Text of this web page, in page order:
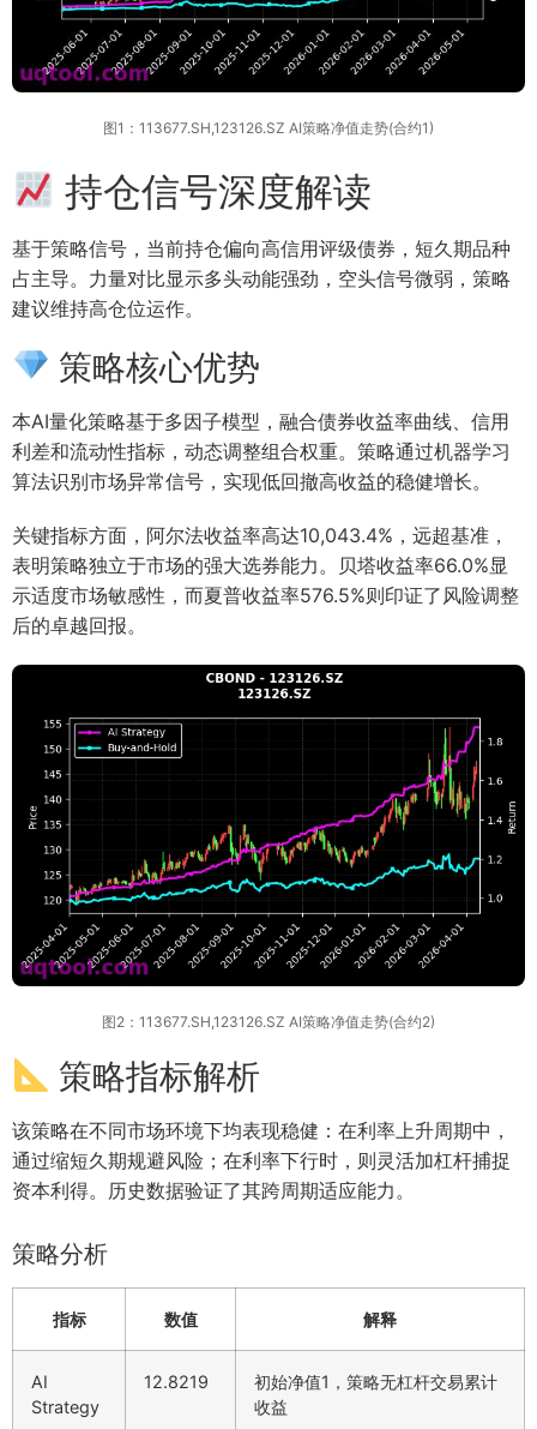
图1：113677.SH,123126.SZ AI策略净值走势(合约1)
持仓信号深度解读
基于策略信号，当前持仓偏向高信用评级债券，短久期品种
占主导。力量对比显示多头动能强劲，空头信号微弱，策略
建议维持高仓位运作。
策略核心优势
本AI量化策略基于多因子模型，融合债券收益率曲线、信用
利差和流动性指标，动态调整组合权重。策略通过机器学习
算法识别市场异常信号，实现低回撤高收益的稳健增长。
关键指标方面，阿尔法收益率高达10,043.4%，远超基准，
表明策略独立于市场的强大选券能力。贝塔收益率66.0%显
示适度市场敏感性，而夏普收益率576.5%则印证了风险调整
后的卓越回报。
图2：113677.SH,123126.SZ AI策略净值走势(合约2)
策略指标解析
该策略在不同市场环境下均表现稳健：在利率上升周期中，
通过缩短久期规避风险；在利率下行时，则灵活加杠杆捕捉
资本利得。历史数据验证了其跨周期适应能力。
策略分析
指标 数值 解释
AI
Strategy
12.8219
初始净值1，策略无杠杆交易累计
收益